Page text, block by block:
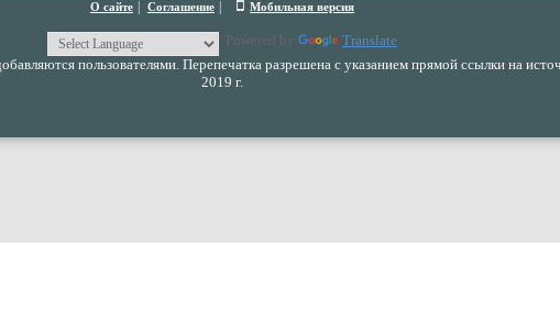
О сайте Соглашение Мобильная версия
Powered by
Translate
пользователями. Перепечатка разрешена с указанием прямой ссылки на
2019 г.